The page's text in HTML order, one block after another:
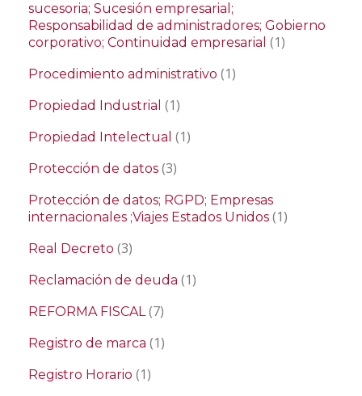
sucesoria; Sucesión empresarial;
Responsabilidad de administradores; Gobierno
corporativo; Continuidad empresarial (1)
Procedimiento administrativo (1)
Propiedad Industrial (1)
Propiedad Intelectual (1)
Protección de datos (3)
Protección de datos; RGPD; Empresas
internacionales ;Viajes Estados Unidos (1)
Real Decreto (3)
Reclamación de deuda (1)
REFORMA FISCAL(7)
Registro de marca (1)
Registro Horario (1)